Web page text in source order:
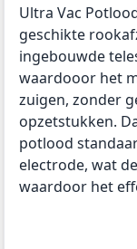
Ultra Vac
geschikte
ingebouwde
waardooor het
zuigen, zonder
opzetstukken.
potlood
electrode, wat
waardoor het